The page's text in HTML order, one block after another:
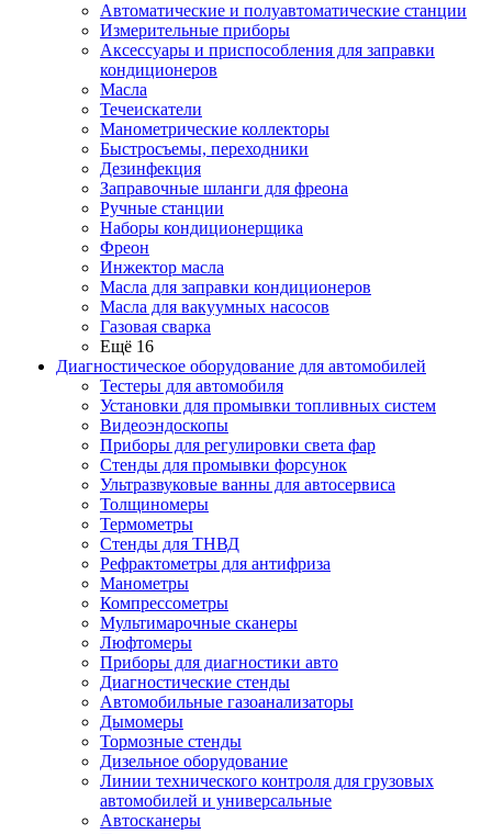
Автоматические и полуавтоматические станции
Измерительные приборы
Аксессуары и приспособления для заправки
кондиционеров
Масла
Течеискатели
Манометрические коллекторы
Быстросъемы, переходники
Дезинфекция
Заправочные шланги для фреона
Ручные станции
Наборы кондиционерщика
Фреон
Инжектор масла
Масла для заправки кондиционеров
Масла для вакуумных насосов
Газовая сварка
Ещё 16
Диагностическое оборудование для автомобилей
Тестеры для автомобиля
Установки для промывки топливных систем
Видеоэндоскопы
Приборы для регулировки света фар
Стенды для промывки форсунок
Ультразвуковые ванны для автосервиса
Толщиномеры
Термометры
Стенды для ТНВД
Рефрактометры для антифриза
Манометры
Компрессометры
Мультимарочные сканеры
Люфтомеры
Приборы для диагностики авто
Диагностические стенды
Автомобильные газоанализаторы
Дымомеры
Тормозные стенды
Дизельное оборудование
Линии технического контроля для грузовых
автомобилей и универсальные
Автосканеры